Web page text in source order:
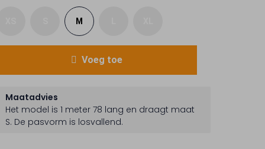
M
Voeg toe
Maatadvies
Het model is 1 meter 78 lang en draagt maat
S. De pasvorm is losvallend.